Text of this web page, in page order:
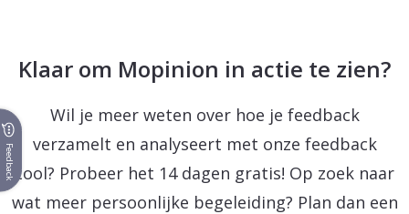
Klaar om Mopinion in actie te zien?
Wil je meer weten over hoe je feedback
verzamelt en analyseert met onze feedback
tool? Probeer het 14 dagen gratis! Op zoek naar
wat meer persoonlijke begeleiding? Plan dan een
Feedback